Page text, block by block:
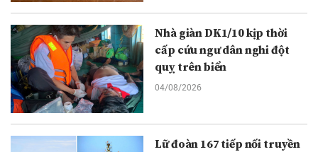
Nhà giàn DK1/10 kịp thời
cấp cứu ngư dân nghi đột
quỵ trên biển
04/08/2026
Lữ đoàn 167 tiếp nối truyền